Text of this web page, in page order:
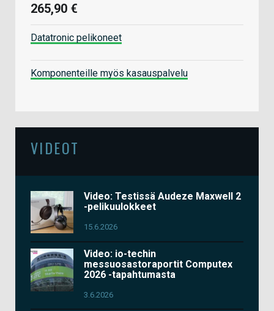
265,90 €
Datatronic pelikoneet
Komponenteille myös kasauspalvelu
VIDEOT
Video: Testissä Audeze Maxwell 2
-pelikuulokkeet
15.6.2026
Video: io-techin
messuosastoraportit Computex
2026 -tapahtumasta
3.6.2026